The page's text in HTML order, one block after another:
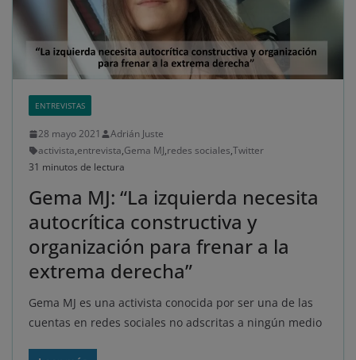
ENTREVISTAS
28 mayo 2021
Adrián Juste
activista,entrevista,Gema MJ,redes sociales,Twitter
31 minutos de lectura
Gema MJ: “La izquierda necesita
autocrítica constructiva y
organización para frenar a la
extrema derecha”
Gema MJ es una activista conocida por ser una de las
cuentas en redes sociales no adscritas a ningún medio